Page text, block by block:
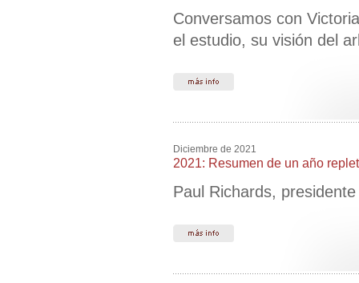
Conversamos con
el estudio, su visión del
Diciembre de 2021
2021: Resumen de un año
Paul Richards,